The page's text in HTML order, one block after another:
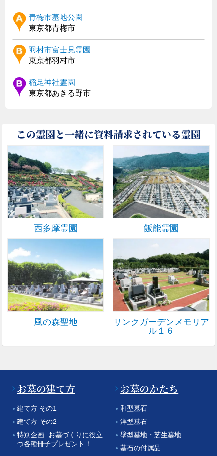
青梅市墓地公園
東京都青梅市
羽村市富士見霊園
東京都羽村市
稲足神社霊園
東京都あきる野市
この霊園と一緒に資料請求されている霊園
西多摩霊園 飯能霊園
風の森聖地
サンクガーデンメモリア
ル１６
お墓の建て方
建て方 その1
建て方 その2
特別企画│お墓づくりに役立
つ各種冊子プレゼント！
お墓のかたち
和型墓石
洋型墓石
壁型墓地・芝生墓地
墓石の付属品